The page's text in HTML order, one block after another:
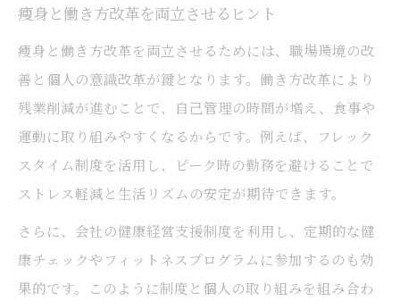
痩身と働き方改革を両立させるヒント
痩身と働き方改革を両立させるためには、職場環境の改
善と個人の意識改革が鍵となります。働き方改革により
残業削減が進むことで、自己管理の時間が増え、食事や
運動に取り組みやすくなるからです。例えば、フレック
スタイム制度を活用し、ピーク時の勤務を避けることで
ストレス軽減と生活リズムの安定が期待できます。
さらに、会社の健康経営支援制度を利用し、定期的な健
康チェックやフィットネスプログラムに参加するのも効
果的です。このように制度と個人の取り組みを組み合わ